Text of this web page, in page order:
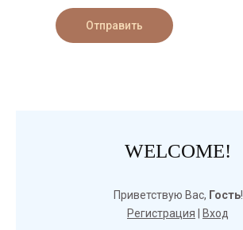
Отправить
WELCOME!
Приветствую Вас, Гость!
Регистрация
Вход